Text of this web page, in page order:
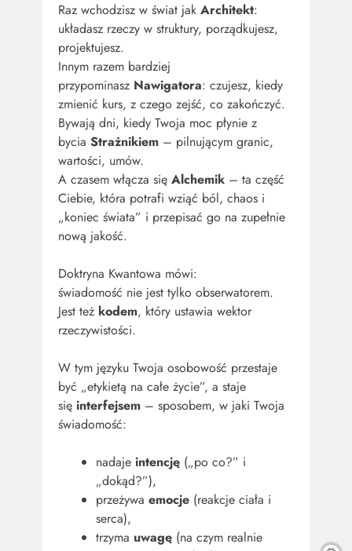
Raz wchodzisz w świat jak Architekt:
układasz rzeczy w struktury, porządkujesz,
projektujesz.
Innym razem bardziej
przypominasz Nawigatora: czujesz, kiedy
zmienić kurs, z czego zejść, co zakończyć.
Bywają dni, kiedy Twoja moc płynie z
bycia Strażnikiem – pilnującym granic,
wartości, umów.
A czasem włącza się Alchemik – ta część
Ciebie, która potrafi wziąć ból, chaos i
„koniec świata” i przepisać go na zupełnie
nową jakość.
Doktryna Kwantowa mówi:
świadomość nie jest tylko obserwatorem.
Jest też kodem, który ustawia wektor
rzeczywistości.
W tym języku Twoja osobowość przestaje
być „etykietą na całe życie”, a staje
się interfejsem – sposobem, w jaki Twoja
świadomość:
nadaje intencję („po co?” i
„dokąd?”),
przeżywa emocje (reakcje ciała i
serca),
trzyma uwagę (na czym realnie